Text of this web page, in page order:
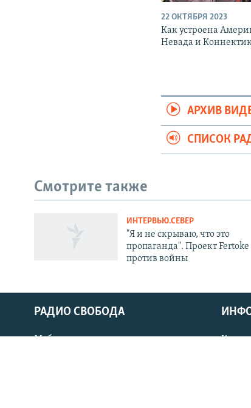
Все сайты РСЕ/РС
22 ОКТЯБРЯ 2023
Как устроена
Невада и
АРХИВ
СПИСОК
Смотрите также
ИНТЕРВЬЮ.СЕВЕР
"Я и не скрываю, что это
пропаганда". Проект Fertoke
против войны
РАДИО СВОБОДА
Мобильное приложение Как